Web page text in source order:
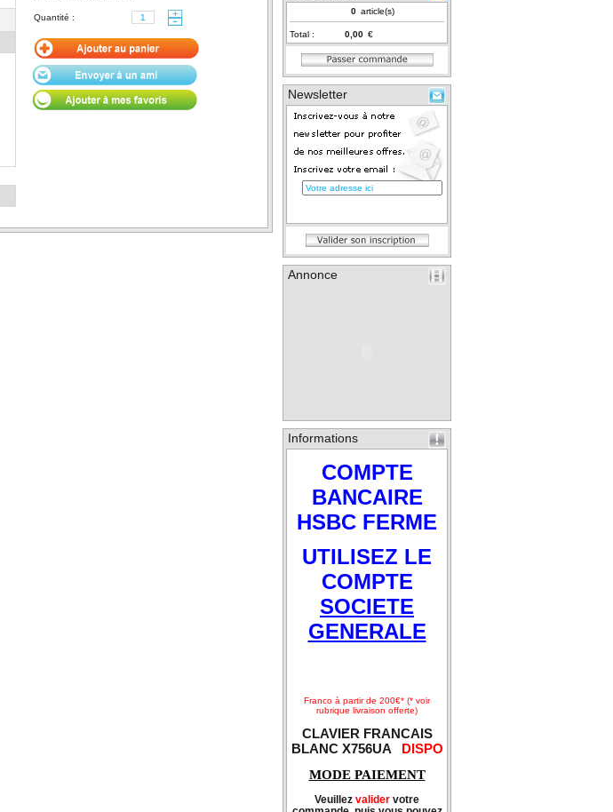
Quantité :
article(s)
Total : €
Newsletter
Annonce
Informations
COMPTE
BANCAIRE
HSBC FERME
UTILISEZ LE
COMPTE
SOCIETE
GENERALE
Franco à partir de 200€* (* voir
rubrique livraison offerte)
CLAVIER FRANCAIS
BLANC X756UA DISPO
MODE PAIEMENT
Veuillez valider votre